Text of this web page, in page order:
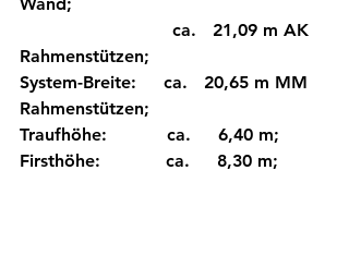
Rahmenstützen;
System-Breite:     ca.   20,65 m MM
Rahmenstützen;
Traufhöhe:           ca.     6,40 m;
Firsthöhe:            ca.     8,30 m;